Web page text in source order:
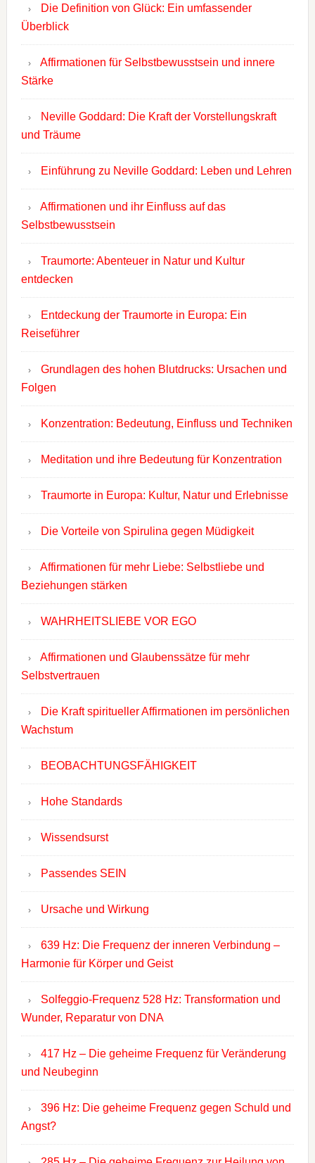
Die Definition von Glück: Ein umfassender
Überblick
Affirmationen für Selbstbewusstsein und innere
Stärke
Neville Goddard: Die Kraft der Vorstellungskraft
und Träume
Einführung zu Neville Goddard: Leben und Lehren
Affirmationen und ihr Einfluss auf das
Selbstbewusstsein
Traumorte: Abenteuer in Natur und Kultur
entdecken
Entdeckung der Traumorte in Europa: Ein
Reiseführer
Grundlagen des hohen Blutdrucks: Ursachen und
Folgen
Konzentration: Bedeutung, Einfluss und Techniken
Meditation und ihre Bedeutung für Konzentration
Traumorte in Europa: Kultur, Natur und Erlebnisse
Die Vorteile von Spirulina gegen Müdigkeit
Affirmationen für mehr Liebe: Selbstliebe und
Beziehungen stärken
WAHRHEITSLIEBE VOR EGO
Affirmationen und Glaubenssätze für mehr
Selbstvertrauen
Die Kraft spiritueller Affirmationen im persönlichen
Wachstum
BEOBACHTUNGSFÄHIGKEIT
Hohe Standards
Wissendsurst
Passendes SEIN
Ursache und Wirkung
639 Hz: Die Frequenz der inneren Verbindung –
Harmonie für Körper und Geist
Solfeggio-Frequenz 528 Hz: Transformation und
Wunder, Reparatur von DNA
417 Hz – Die geheime Frequenz für Veränderung
und Neubeginn
396 Hz: Die geheime Frequenz gegen Schuld und
Angst?